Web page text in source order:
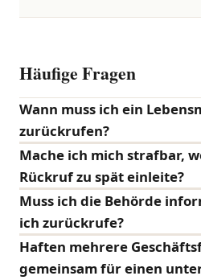
Häufige Fragen
Wann muss ich ein
zurückrufen?
Mache ich mich strafbar,
Rückruf zu spät einleite?
Muss ich die Behörde
ich zurückrufe?
Haften mehrere
gemeinsam für einen